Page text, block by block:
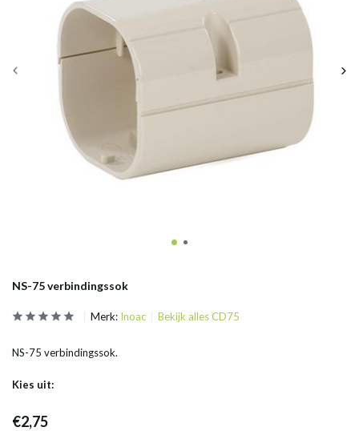
NS-75 verbindingssok
Merk: Inoac Bekijk alles CD75
NS-75 verbindingssok.
Kies uit:
€2,75